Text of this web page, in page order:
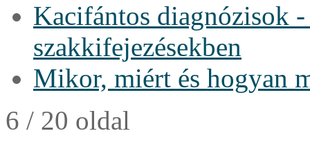
Kacifántos diagnózisok
szakkifejezésekben
Mikor, miért és hogyan
6 / 20 oldal